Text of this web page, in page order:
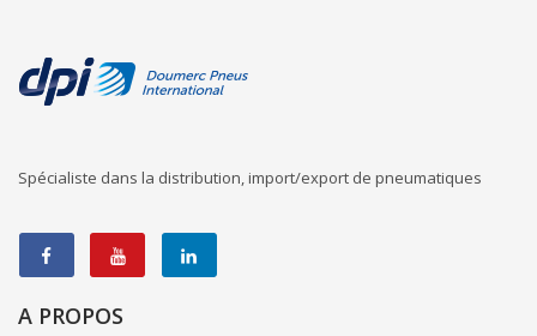
Spécialiste dans la distribution, import/export de pneumatiques
A PROPOS